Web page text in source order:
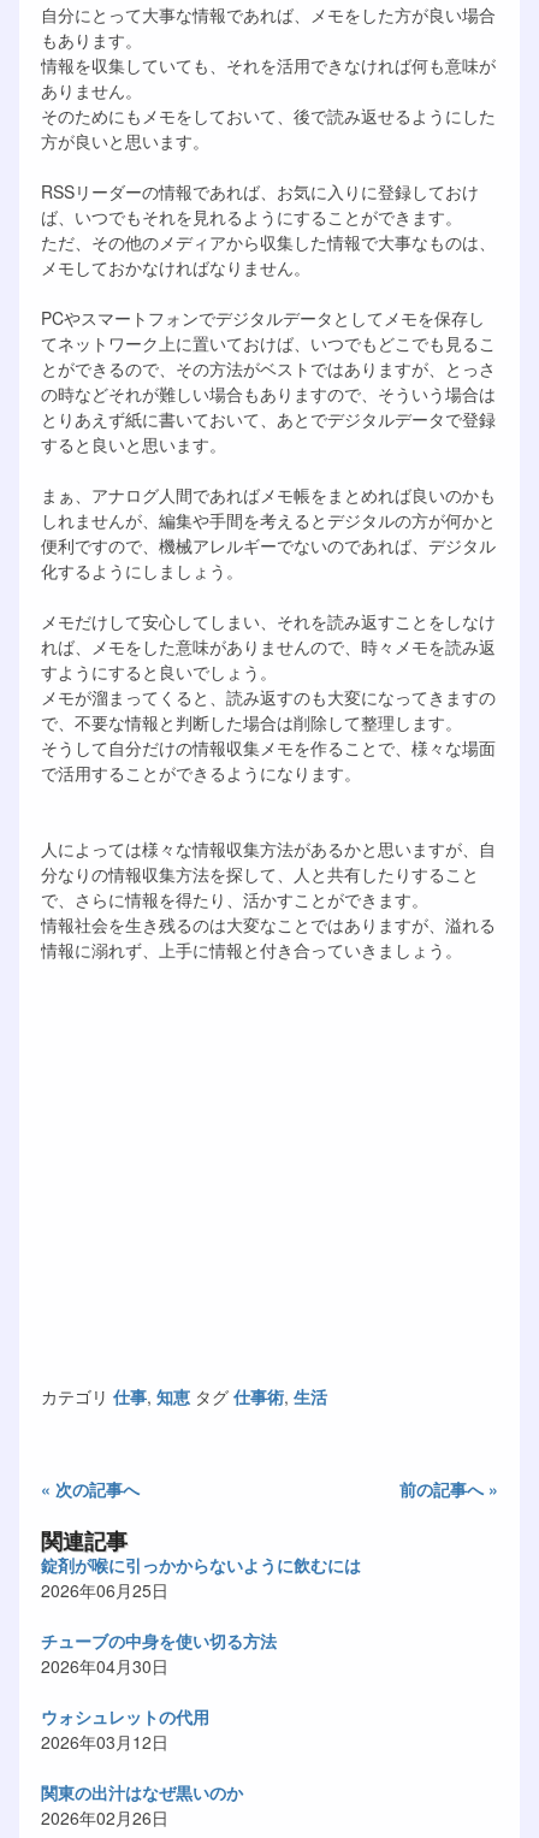
自分にとって大事な情報であれば、メモをした方が良い場合
もあります。
情報を収集していても、それを活用できなければ何も意味が
ありません。
そのためにもメモをしておいて、後で読み返せるようにした
方が良いと思います。
RSSリーダーの情報であれば、お気に入りに登録しておけ
ば、いつでもそれを見れるようにすることができます。
ただ、その他のメディアから収集した情報で大事なものは、
メモしておかなければなりません。
PCやスマートフォンでデジタルデータとしてメモを保存し
てネットワーク上に置いておけば、いつでもどこでも見るこ
とができるので、その方法がベストではありますが、とっさ
の時などそれが難しい場合もありますので、そういう場合は
とりあえず紙に書いておいて、あとでデジタルデータで登録
すると良いと思います。
まぁ、アナログ人間であればメモ帳をまとめれば良いのかも
しれませんが、編集や手間を考えるとデジタルの方が何かと
便利ですので、機械アレルギーでないのであれば、デジタル
化するようにしましょう。
メモだけして安心してしまい、それを読み返すことをしなけ
れば、メモをした意味がありませんので、時々メモを読み返
すようにすると良いでしょう。
メモが溜まってくると、読み返すのも大変になってきますの
で、不要な情報と判断した場合は削除して整理します。
そうして自分だけの情報収集メモを作ることで、様々な場面
で活用することができるようになります。
人によっては様々な情報収集方法があるかと思いますが、自
分なりの情報収集方法を探して、人と共有したりすること
で、さらに情報を得たり、活かすことができます。
情報社会を生き残るのは大変なことではありますが、溢れる
情報に溺れず、上手に情報と付き合っていきましょう。
カテゴリ 仕事, 知恵 タグ 仕事術, 生活
« 次の記事へ 前の記事へ »
関連記事
錠剤が喉に引っかからないように飲むには
2026年06月25日
チューブの中身を使い切る方法
2026年04月30日
ウォシュレットの代用
2026年03月12日
関東の出汁はなぜ黒いのか
2026年02月26日